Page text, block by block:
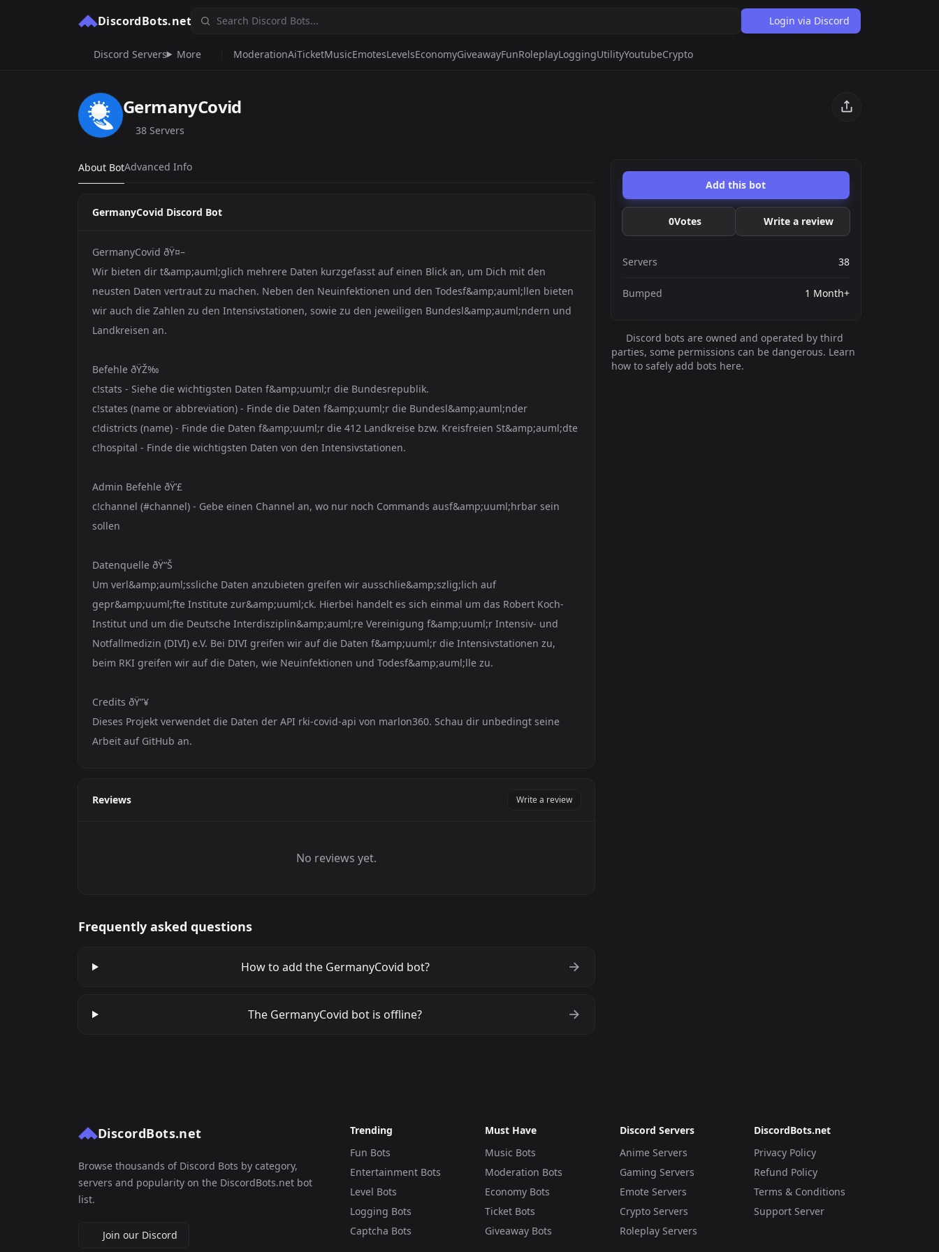
DiscordBots.net Login via Discord
Discord Servers More ModerationAiTicketMusicEmotesLevelsEconomyGiveawayFunRoleplayLoggingUtilityYoutubeCrypto
GermanyCovid
38 Servers
About BotAdvanced Info
GermanyCovid Discord Bot
GermanyCovid ðŸ¤–
Wir bieten dir t&amp;auml;glich mehrere Daten kurzgefasst auf einen Blick an, um Dich mit den
neusten Daten vertraut zu machen. Neben den Neuinfektionen und den Todesf&amp;auml;llen bieten
wir auch die Zahlen zu den Intensivstationen, sowie zu den jeweiligen Bundesl&amp;auml;ndern und
Landkreisen an.
Befehle ðŸŽ‰
c!stats - Siehe die wichtigsten Daten f&amp;uuml;r die Bundesrepublik.
c!states (name or abbreviation) - Finde die Daten f&amp;uuml;r die Bundesl&amp;auml;nder
c!districts (name) - Finde die Daten f&amp;uuml;r die 412 Landkreise bzw. Kreisfreien St&amp;auml;dte
c!hospital - Finde die wichtigsten Daten von den Intensivstationen.
Admin Befehle ðŸ’£
c!channel (#channel) - Gebe einen Channel an, wo nur noch Commands ausf&amp;uuml;hrbar sein
sollen
Datenquelle ðŸ“Š
Um verl&amp;auml;ssliche Daten anzubieten greifen wir ausschlie&amp;szlig;lich auf
gepr&amp;uuml;fte Institute zur&amp;uuml;ck. Hierbei handelt es sich einmal um das Robert Koch-
Institut und um die Deutsche Interdisziplin&amp;auml;re Vereinigung f&amp;uuml;r Intensiv- und
Notfallmedizin (DIVI) e.V. Bei DIVI greifen wir auf die Daten f&amp;uuml;r die Intensivstationen zu,
beim RKI greifen wir auf die Daten, wie Neuinfektionen und Todesf&amp;auml;lle zu.
Credits ðŸ”¥
Dieses Projekt verwendet die Daten der API rki-covid-api von marlon360. Schau dir unbedingt seine
Arbeit auf GitHub an.
Reviews Write a review
No reviews yet.
Frequently asked questions
How to add the GermanyCovid bot?
The GermanyCovid bot is offline?
Add this bot
0Votes Write a review
Servers 38
Bumped 1 Month+
Discord bots are owned and operated by third
parties, some permissions can be dangerous. Learn
how to safely add bots here.
DiscordBots.net
Browse thousands of Discord Bots by category,
servers and popularity on the DiscordBots.net bot
list.
Join our Discord
Trending
Fun Bots
Entertainment Bots
Level Bots
Logging Bots
Captcha Bots
Must Have
Music Bots
Moderation Bots
Economy Bots
Ticket Bots
Giveaway Bots
Discord Servers
Anime Servers
Gaming Servers
Emote Servers
Crypto Servers
Roleplay Servers
DiscordBots.net
Privacy Policy
Refund Policy
Terms & Conditions
Support Server